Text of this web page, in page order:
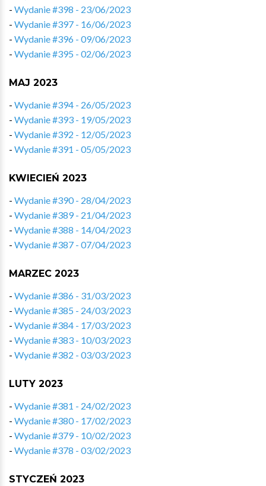
- Wydanie #398 - 23/06/2023
- Wydanie #397 - 16/06/2023
- Wydanie #396 - 09/06/2023
- Wydanie #395 - 02/06/2023
MAJ 2023
- Wydanie #394 - 26/05/2023
- Wydanie #393 - 19/05/2023
- Wydanie #392 - 12/05/2023
- Wydanie #391 - 05/05/2023
KWIECIEŃ 2023
- Wydanie #390 - 28/04/2023
- Wydanie #389 - 21/04/2023
- Wydanie #388 - 14/04/2023
- Wydanie #387 - 07/04/2023
MARZEC 2023
- Wydanie #386 - 31/03/2023
- Wydanie #385 - 24/03/2023
- Wydanie #384 - 17/03/2023
- Wydanie #383 - 10/03/2023
- Wydanie #382 - 03/03/2023
LUTY 2023
- Wydanie #381 - 24/02/2023
- Wydanie #380 - 17/02/2023
- Wydanie #379 - 10/02/2023
- Wydanie #378 - 03/02/2023
STYCZEŃ 2023